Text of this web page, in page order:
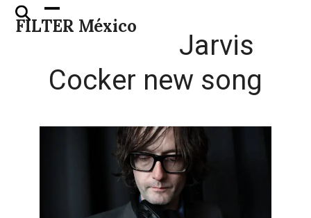
Skip
FILTER México
Open
mobile
Close
mobile
Jarvis
Cocker new song